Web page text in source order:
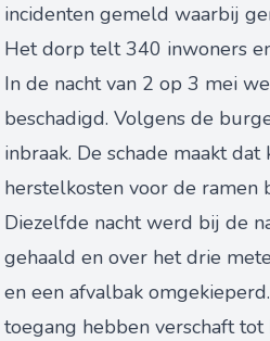
incidenten gemeld waarbij
Het dorp telt 340 inwoners
In de nacht van 2 op 3 mei
beschadigd. Volgens de
inbraak. De schade maakt
herstelkosten voor de ramen
Diezelfde nacht werd bij de
gehaald en over het drie
en een afvalbak
toegang hebben verschaft tot